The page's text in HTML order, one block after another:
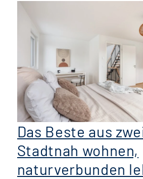
Das Beste aus
Stadtnah wohnen,
naturverbunden